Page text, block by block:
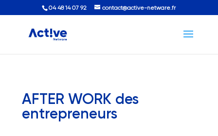
04 48 14 07 92 contact@active-netware.fr
AFTER WORK des
entrepreneurs